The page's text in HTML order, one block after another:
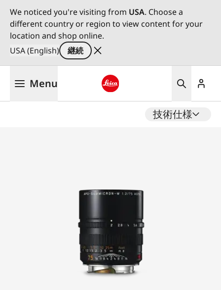
We noticed you're visiting from USA. Choose a
different country or region to view content for your
location and shop online.
USA (English)
継続
Menu
技術仕様